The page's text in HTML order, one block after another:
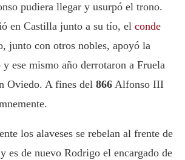
pudiera llegar y usurpó el trono.
en Castilla junto a su tío, el conde
junto con otros nobles, apoyó la
ese mismo año derrotaron a Fruela
Oviedo. A fines del 866 Alfonso III
los alaveses se rebelan al frente de
es de nuevo Rodrigo el encargado de